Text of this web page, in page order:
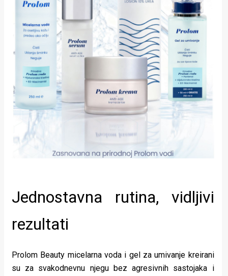
Jednostavna rutina, vidljivi
rezultati
Prolom Beauty micelarna voda i gel za umivanje kreirani
su za svakodnevnu njegu bez agresivnih sastojaka i